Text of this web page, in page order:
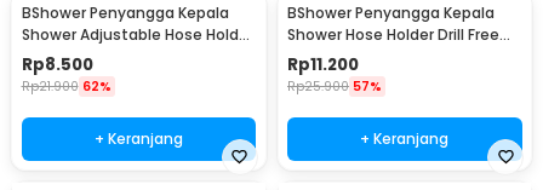
BShower Penyangga Kepala
Shower Adjustable Hose Holder
1/2 Inch - BR-201
Rp8.500
Rp21.900 62%
+ Keranjang
BShower Penyangga Kepala
Shower Hose Holder Drill Free
Selang 1/2 Inch - A-0081
Rp11.200
Rp25.900 57%
+ Keranjang